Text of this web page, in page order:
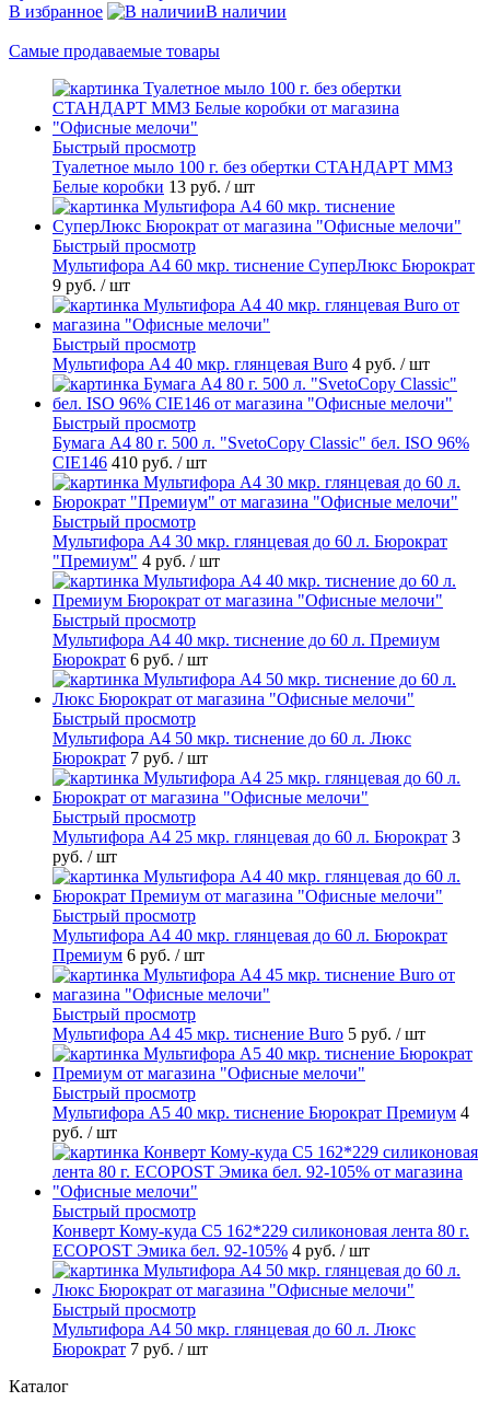
В избранное
В наличии
Самые продаваемые товары
Быстрый просмотр
Туалетное мыло 100 г. без обертки СТАНДАРТ ММЗ
Белые коробки 13 руб. / шт
Быстрый просмотр
Мультифора А4 60 мкр. тиснение СуперЛюкс Бюрократ
9 руб. / шт
Быстрый просмотр
Мультифора А4 40 мкр. глянцевая Buro 4 руб. / шт
Быстрый просмотр
Бумага А4 80 г. 500 л. "SvetoCopy Classic" бел. ISO 96%
CIE146 410 руб. / шт
Быстрый просмотр
Мультифора А4 30 мкр. глянцевая до 60 л. Бюрократ
"Премиум" 4 руб. / шт
Быстрый просмотр
Мультифора А4 40 мкр. тиснение до 60 л. Премиум
Бюрократ 6 руб. / шт
Быстрый просмотр
Мультифора А4 50 мкр. тиснение до 60 л. Люкс
Бюрократ 7 руб. / шт
Быстрый просмотр
Мультифора А4 25 мкр. глянцевая до 60 л. Бюрократ 3
руб. / шт
Быстрый просмотр
Мультифора А4 40 мкр. глянцевая до 60 л. Бюрократ
Премиум 6 руб. / шт
Быстрый просмотр
Мультифора А4 45 мкр. тиснение Buro 5 руб. / шт
Быстрый просмотр
Мультифора А5 40 мкр. тиснение Бюрократ Премиум 4
руб. / шт
Быстрый просмотр
Конверт Кому-куда С5 162*229 силиконовая лента 80 г.
ECOPOST Эмика бел. 92-105% 4 руб. / шт
Быстрый просмотр
Мультифора А4 50 мкр. глянцевая до 60 л. Люкс
Бюрократ 7 руб. / шт
Каталог